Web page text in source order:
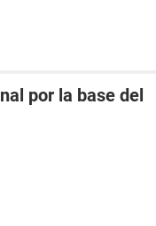
por la base del